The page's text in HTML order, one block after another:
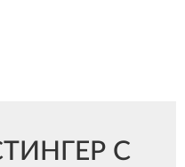
С